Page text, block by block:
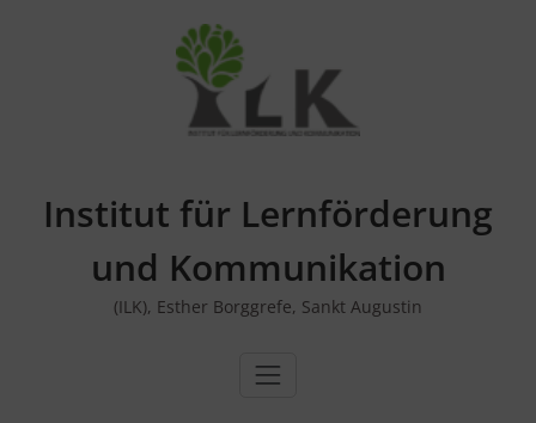
Institut für Lernförderung
und Kommunikation
(ILK), Esther Borggrefe, Sankt Augustin